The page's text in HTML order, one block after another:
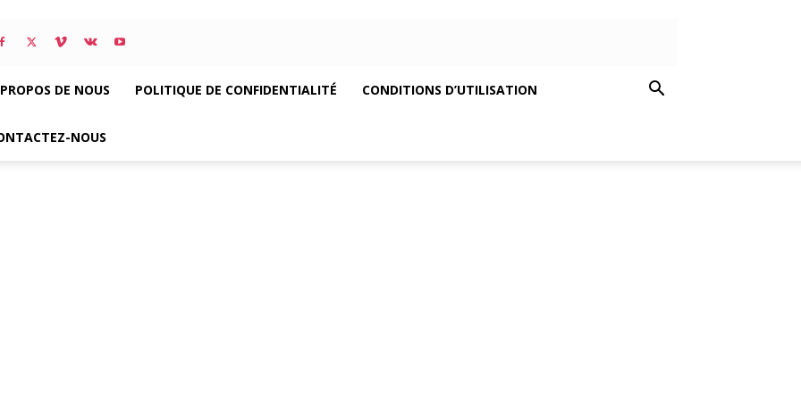
DE NOUS POLITIQUE DE CONFIDENTIALITÉ CONDITIONS D’UTILISATION
NOUS